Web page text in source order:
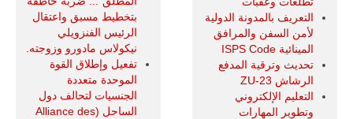
التعريف بالمدونة الدولية
لأمن السفن والمرافق
المينائية ISPS Code
تحديث وترقية المدفع
الرشاش ZU-23
التعليم الإلكتروني
وتطوير المهارات
بتخطيط مسبق واعتقال
الرئيس الفنزويلي
نيكولاس مادورو وزوجته.
تفعيل وإطلاق القوة
الموحدة متعددة
الجنسيات لتحالف دول
الساحل (Alliance des